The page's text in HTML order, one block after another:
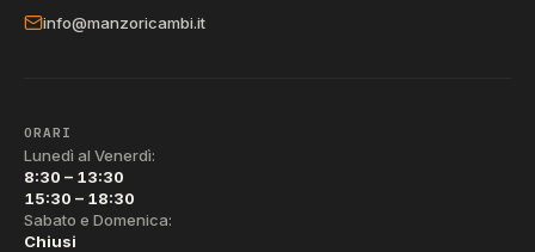
info@manzoricambi.it
ORARI
Lunedì al Venerdì:
8:30 – 13:30
15:30 – 18:30
Sabato e Domenica:
Chiusi